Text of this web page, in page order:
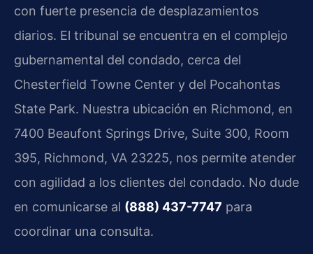
con fuerte presencia de desplazamientos
diarios. El tribunal se encuentra en el complejo
gubernamental del condado, cerca del
Chesterfield Towne Center y del Pocahontas
State Park. Nuestra ubicación en Richmond, en
7400 Beaufont Springs Drive, Suite 300, Room
395, Richmond, VA 23225, nos permite atender
con agilidad a los clientes del condado. No dude
en comunicarse al (888) 437-7747 para
coordinar una consulta.